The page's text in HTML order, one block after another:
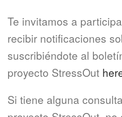
Te invitamos a
recibir notificaciones
suscribiéndote al
proyecto StressOut
Si tiene alguna